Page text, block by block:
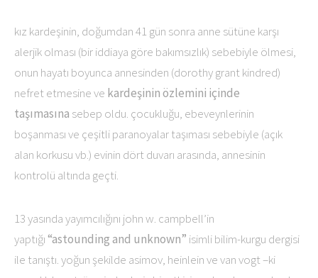
kız kardeşinin, doğumdan 41 gün sonra anne sütüne karşı
alerjik olması (bir iddiaya göre bakımsızlık) sebebiyle ölmesi,
onun hayatı boyunca annesinden (dorothy grant kindred)
nefret etmesine ve kardeşinin özlemini içinde
taşımasına sebep oldu. çocukluğu, ebeveynlerinin
boşanması ve çeşitli paranoyalar taşıması sebebiyle (açık
alan korkusu vb.) evinin dört duvarı arasında, annesinin
kontrolü altında geçti.
13 yasında yayımcılığını john w. campbell’in
yaptığı“astounding and unknown” isimli bilim-kurgu dergisi
ile tanıştı. yoğun şekilde asimov, heinlein ve van vogt –ki